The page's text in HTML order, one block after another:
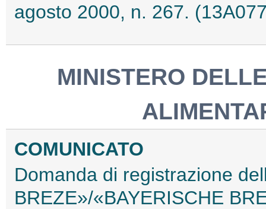
agosto 2000, n. 267.
MINISTERO
COMUNICATO
Domanda di registrazione
BREZE»/«BAYERISCHE